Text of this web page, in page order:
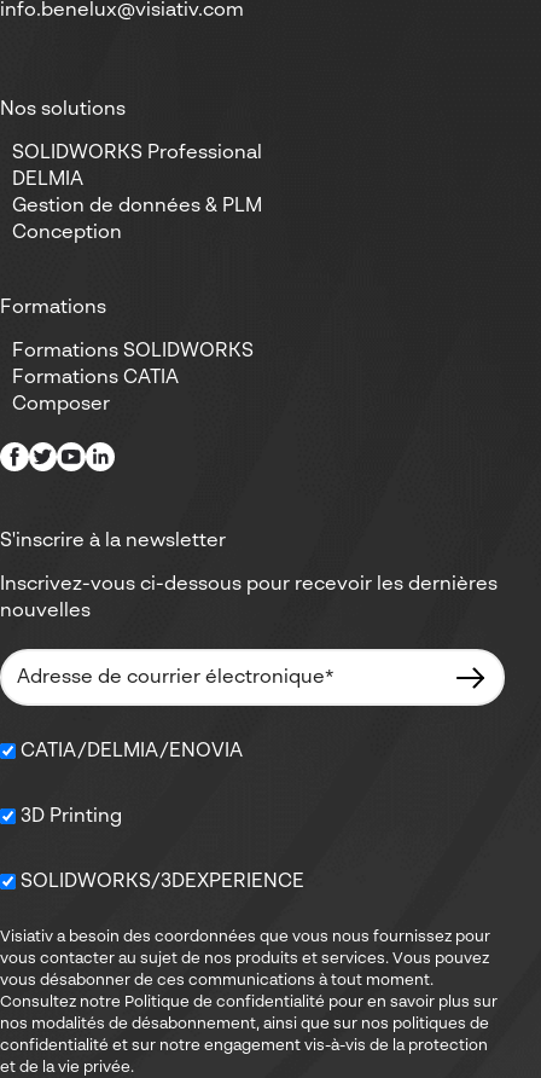
info.benelux@visiativ.com
Nos solutions
SOLIDWORKS Professional
DELMIA
Gestion de données & PLM
Conception
Formations
Formations SOLIDWORKS
Formations CATIA
Composer
S'inscrire à la newsletter
Inscrivez-vous ci-dessous pour recevoir les dernières
nouvelles
CATIA/DELMIA/ENOVIA
3D Printing
SOLIDWORKS/3DEXPERIENCE
Visiativ a besoin des coordonnées que vous nous fournissez pour
vous contacter au sujet de nos produits et services. Vous pouvez
vous désabonner de ces communications à tout moment.
Consultez notre Politique de confidentialité pour en savoir plus sur
nos modalités de désabonnement, ainsi que sur nos politiques de
confidentialité et sur notre engagement vis-à-vis de la protection
et de la vie privée.